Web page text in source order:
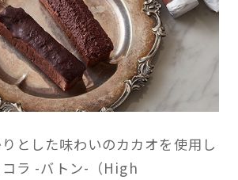
とした味わいのカカオを使用し
コラ -バトン-（High